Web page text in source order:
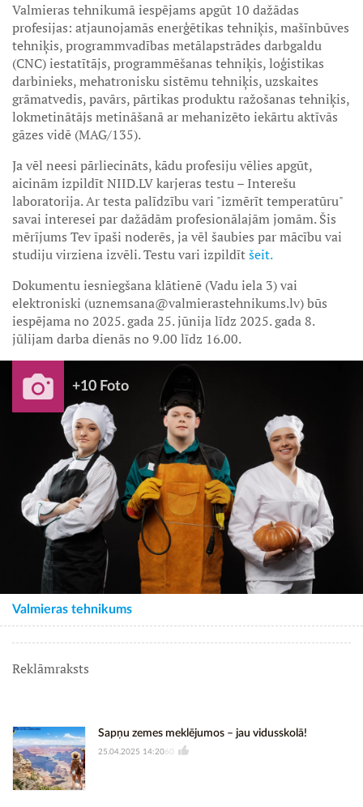
Valmieras tehnikumā iespējams apgūt 10 dažādas
profesijas: atjaunojamās enerģētikas tehniķis, mašīnbūves
tehniķis, programmvadības metālapstrādes darbgaldu
(CNC) iestatītājs, programmēšanas tehniķis, loģistikas
darbinieks, mehatronisku sistēmu tehniķis, uzskaites
grāmatvedis, pavārs, pārtikas produktu ražošanas tehniķis,
lokmetinātājs metināšanā ar mehanizēto iekārtu aktīvās
gāzes vidē (MAG/135).
Ja vēl neesi pārliecināts, kādu profesiju vēlies apgūt,
aicinām izpildīt NIID.LV karjeras testu – Interešu
laboratorija. Ar testa palīdzību vari "izmērīt temperatūru"
savai interesei par dažādām profesionālajām jomām. Šis
mērījums Tev īpaši noderēs, ja vēl šaubies par mācību vai
studiju virziena izvēli. Testu vari izpildītšeit.
Dokumentu iesniegšana klātienē (Vadu iela 3) vai
elektroniski (uznemsana@valmierastehnikums.lv) būs
iespējama no 2025. gada 25. jūnija līdz 2025. gada 8.
jūlijam darba dienās no 9.00 līdz 16.00.
+10 Foto
Valmieras tehnikums
Reklāmraksts
Sapņu zemes meklējumos – jau vidusskolā!
25.04.2025 14:2060